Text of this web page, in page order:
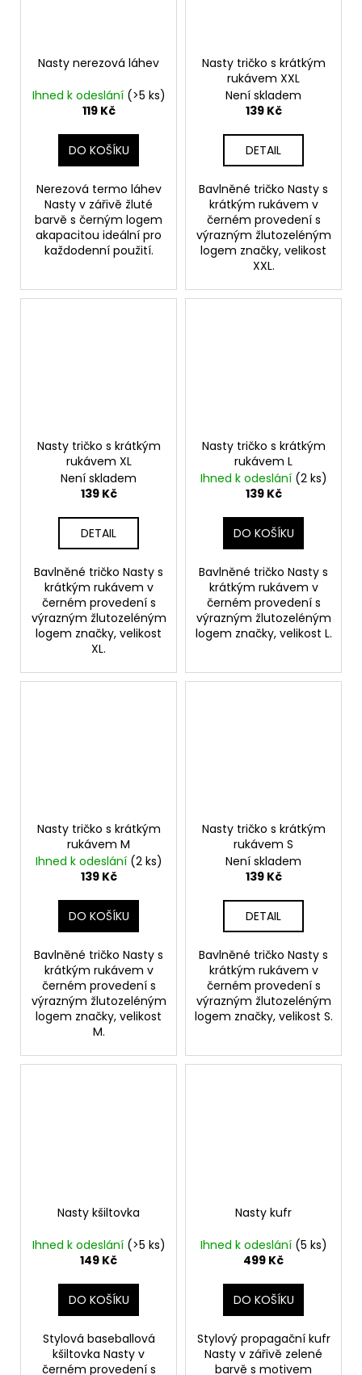
Nasty nerezová láhev
Ihned k odeslání (>5 ks)
119 Kč
DO KOŠÍKU
Nerezová termo láhev
Nasty v zářivě žluté
barvě s černým logem
akapacitou ideální pro
každodenní použití.
Nasty tričko s krátkým
rukávem XXL
Není skladem
139 Kč
DETAIL
Bavlněné tričko Nasty s
krátkým rukávem v
černém provedení s
výrazným žlutozeléným
logem značky, velikost
XXL.
Nasty tričko s krátkým
rukávem XL
Není skladem
139 Kč
DETAIL
Bavlněné tričko Nasty s
krátkým rukávem v
černém provedení s
výrazným žlutozeléným
logem značky, velikost
XL.
Nasty tričko s krátkým
rukávem L
Ihned k odeslání (2 ks)
139 Kč
DO KOŠÍKU
Bavlněné tričko Nasty s
krátkým rukávem v
černém provedení s
výrazným žlutozeléným
logem značky, velikost L.
Nasty tričko s krátkým
rukávem M
Ihned k odeslání (2 ks)
139 Kč
DO KOŠÍKU
Bavlněné tričko Nasty s
krátkým rukávem v
černém provedení s
výrazným žlutozeléným
logem značky, velikost
M.
Nasty tričko s krátkým
rukávem S
Není skladem
139 Kč
DETAIL
Bavlněné tričko Nasty s
krátkým rukávem v
černém provedení s
výrazným žlutozeléným
logem značky, velikost S.
Nasty kšiltovka
Ihned k odeslání (>5 ks)
149 Kč
DO KOŠÍKU
Stylová baseballová
kšiltovka Nasty v
černém provedení s
Nasty kufr
Ihned k odeslání (5 ks)
499 Kč
DO KOŠÍKU
Stylový propagační kufr
Nasty v zářivě zelené
barvě s motivem